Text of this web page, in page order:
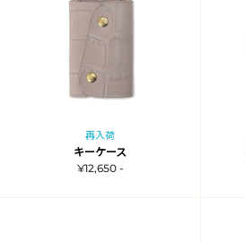
再入荷
キーケース
¥12,650 -